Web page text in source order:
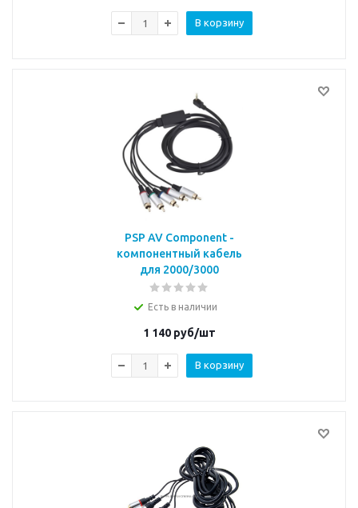
В корзину
PSP AV Component -
компонентный кабель
для 2000/3000
Есть в наличии
1 140 руб/шт
В корзину